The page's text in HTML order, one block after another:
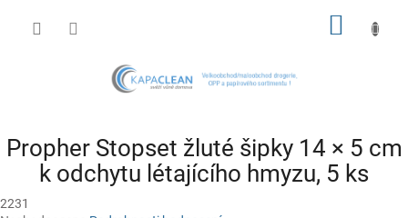
Propher Stopset žluté šipky 14 × 5 cm
k odchytu létajícího hmyzu, 5 ks
2231